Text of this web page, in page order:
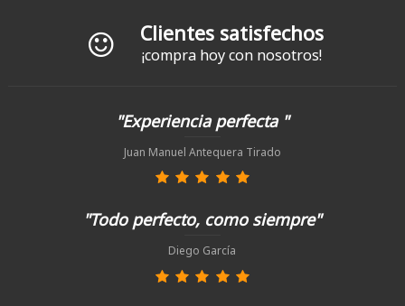
Clientes satisfechos
¡compra hoy con nosotros!
"Experiencia perfecta "
Juan Manuel Antequera Tirado
"Todo perfecto, como siempre"
Diego García